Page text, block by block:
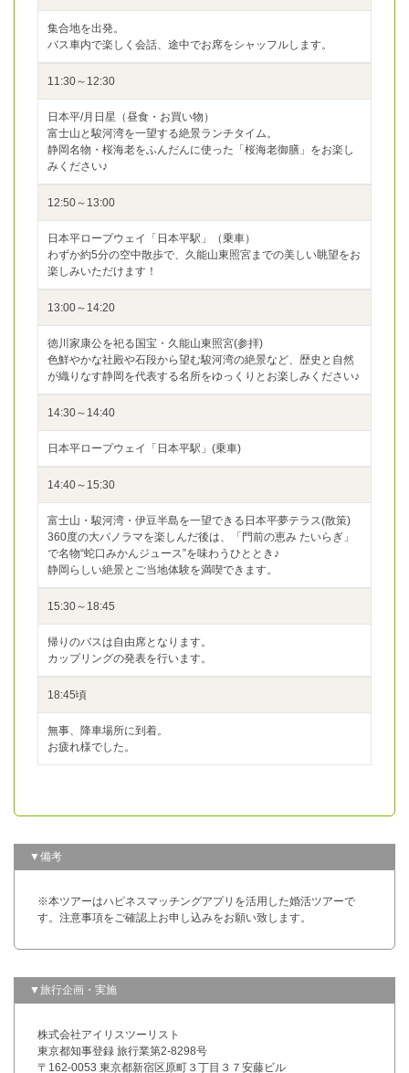
集合地を出発。
バス車内で楽しく会話、途中でお席をシャッフルします。
11:30～12:30
日本平/月日星（昼食・お買い物）
富士山と駿河湾を一望する絶景ランチタイム。
静岡名物・桜海老をふんだんに使った「桜海老御膳」をお楽し
みください♪
12:50～13:00
日本平ロープウェイ「日本平駅」（乗車）
わずか約5分の空中散歩で、久能山東照宮までの美しい眺望をお
楽しみいただけます！
13:00～14:20
徳川家康公を祀る国宝・久能山東照宮(参拝)
色鮮やかな社殿や石段から望む駿河湾の絶景など、歴史と自然
が織りなす静岡を代表する名所をゆっくりとお楽しみください♪
14:30～14:40
日本平ロープウェイ「日本平駅」(乗車)
14:40～15:30
富士山・駿河湾・伊豆半島を一望できる日本平夢テラス(散策)
360度の大パノラマを楽しんだ後は、「門前の恵み たいらぎ」
で名物“蛇口みかんジュース”を味わうひととき♪
静岡らしい絶景とご当地体験を満喫できます。
15:30～18:45
帰りのバスは自由席となります。
カップリングの発表を行います。
18:45頃
無事、降車場所に到着。
お疲れ様でした。
▼備考
※本ツアーはハピネスマッチングアプリを活用した婚活ツアーで
す。注意事項をご確認上お申し込みをお願い致します。
▼旅行企画・実施
株式会社アイリスツーリスト
東京都知事登録 旅行業第2-8298号
〒162-0053 東京都新宿区原町３丁目３７安藤ビル